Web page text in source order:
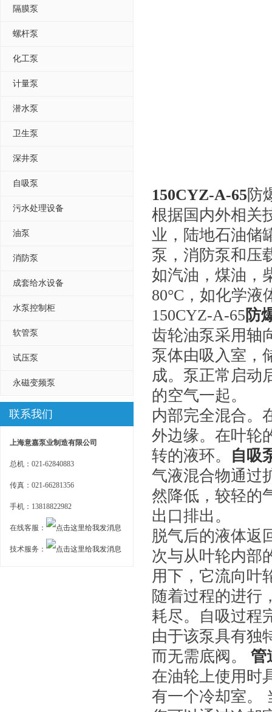
隔膜泵
螺杆泵
化工泵
计量泵
潜水泵
卫生泵
深井泵
自吸泵
污水处理设备
油泵
消防泵
成套给水设备
水泵控制柜
软管泵
试压泵
永磁变频泵
联系我们
上海意嘉泵业制造有限公司
总机：021-62840883
传真：021-66281356
手机：13818822982
在线客服：
技术服务：
150CYZ-A-65防
根据国内外相关
业，陆地石油储
泵，消防泵和压
如汽油，煤油，
80°C，如化学
150CYZ-A-65防
齿轮油泵采用轴
泵体由吸入室，
成。泵正常启动
的空气一起。
内部完全混合。
外边缘。在叶轮
转的液环。
自吸
气液混合物通过
然降低，较轻的
出口排出。
脱气后的液体返
次与从叶轮内部
用下，它流向
随着过程的进行
耗尽。自吸过程
由于该泵具有独
而无需底阀。 管
在油轮上使用时
有一个冷却室。